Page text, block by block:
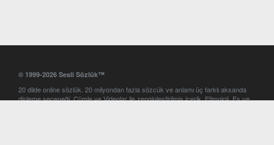
© 1999-2026 Sesli Sözlük™
20 dilde online sözlük. 20 milyondan fazla sözcük ve anlamı üç farklı aksanda
dinleme seçeneği. Cümle ve Videolar ile zenginleştirilmiş içerik. Etimoloji, Eş ve